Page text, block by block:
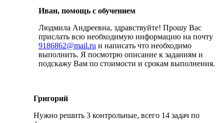
Иван, помощь с обучением
Людмила Андреевна, здравствуйте! Прошу Вас
прислать всю необходимую информацию на почту
9186862@mail.ru и написать что необходимо
выполнить. Я посмотрю описание к заданиям и
подскажу Вам по стоимости и срокам выполнения.
Григорий
Нужно решить 3 контрольные, всего 14 задач по